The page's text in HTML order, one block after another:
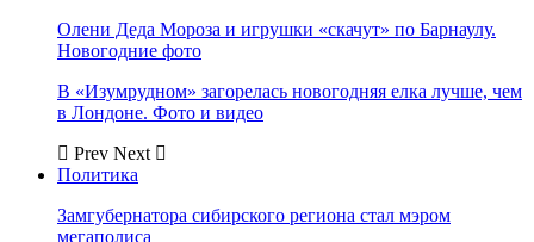
Олени Деда Мороза и игрушки «скачут» по Барнаулу.
Новогодние фото
В «Изумрудном» загорелась новогодняя елка лучше, чем
в Лондоне. Фото и видео
Prev Next
Политика
Замгубернатора сибирского региона стал мэром
мегаполиса